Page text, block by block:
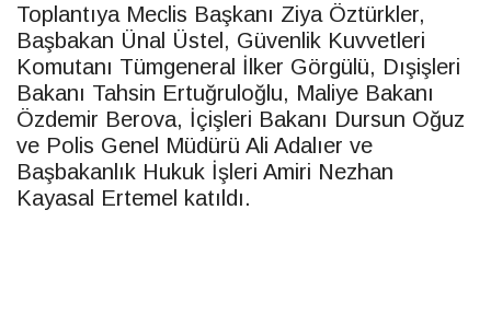
Toplantıya Meclis Başkanı Ziya Öztürkler,
Başbakan Ünal Üstel, Güvenlik Kuvvetleri
Komutanı Tümgeneral İlker Görgülü, Dışişleri
Bakanı Tahsin Ertuğruloğlu, Maliye Bakanı
Özdemir Berova, İçişleri Bakanı Dursun Oğuz
ve Polis Genel Müdürü Ali Adalıer ve
Başbakanlık Hukuk İşleri Amiri Nezhan
Kayasal Ertemel katıldı.